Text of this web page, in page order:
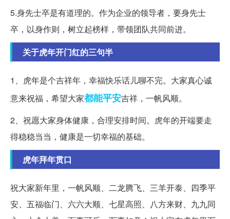
5.身先士卒是有道理的。作为企业的领导者，要身先士
卒，以身作则，树立起榜样，带领团队共同前进。
关于虎年开门红的三句半
1、虎年是个吉祥年，幸福快乐话儿聊不完。大家真心诚
意来祝福，希望大家都能平安吉祥，一帆风顺。
2、祝愿大家身体健康，合理安排时间。虎年的开端要走
得稳稳当当，健康是一切幸福的基础。
虎年拜年贯口
祝大家新年里，一帆风顺、二龙腾飞、三羊开泰、四季平
安、五福临门、六六大顺、七星高照、八方来财、九九同